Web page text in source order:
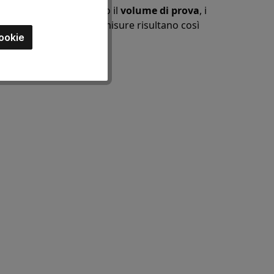
digitali. Definiamo il volume di prova, i
. Tutte le misure risultano così